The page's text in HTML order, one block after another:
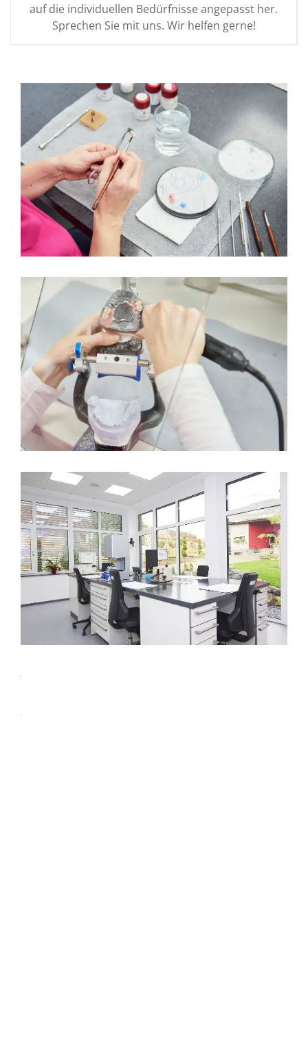
auf die individuellen Bedürfnisse angepasst her.
Sprechen Sie mit uns. Wir helfen gerne!